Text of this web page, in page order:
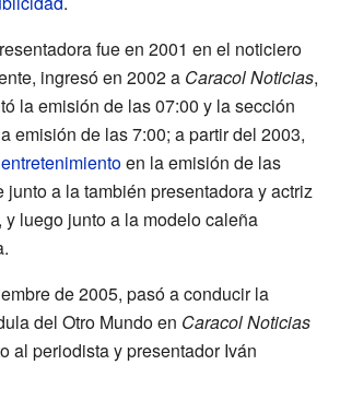
fue en 2001 en el noticiero
ingresó en 2002 a Caracol Noticias,
la emisión de las 07:00 y la sección
emisión de las 7:00; a partir del 2003,
entretenimientoen la emisión de las
junto a la también presentadora y actriz
y luego junto a la modelo caleña
de 2005, pasó a conducir la
del Otro Mundo en Caracol Noticias
al periodista y presentador Iván